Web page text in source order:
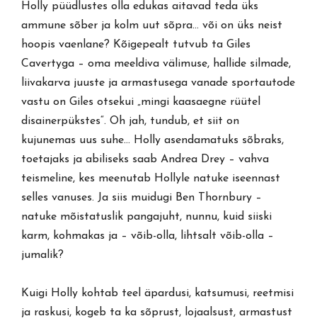
Holly püüdlustes olla edukas aitavad teda üks
ammune sõber ja kolm uut sõpra… või on üks neist
hoopis vaenlane? Kõigepealt tutvub ta Giles
Cavertyga – oma meeldiva välimuse, hallide silmade,
liivakarva juuste ja armastusega vanade sportautode
vastu on Giles otsekui „mingi kaasaegne rüütel
disainerpükstes“. Oh jah, tundub, et siit on
kujunemas uus suhe… Holly asendamatuks sõbraks,
toetajaks ja abiliseks saab Andrea Drey – vahva
teismeline, kes meenutab Hollyle natuke iseennast
selles vanuses. Ja siis muidugi Ben Thornbury –
natuke mõistatuslik pangajuht, nunnu, kuid siiski
karm, kohmakas ja – võib-olla, lihtsalt võib-olla –
jumalik?
Kuigi Holly kohtab teel äpardusi, katsumusi, reetmisi
ja raskusi, kogeb ta ka sõprust, lojaalsust, armastust